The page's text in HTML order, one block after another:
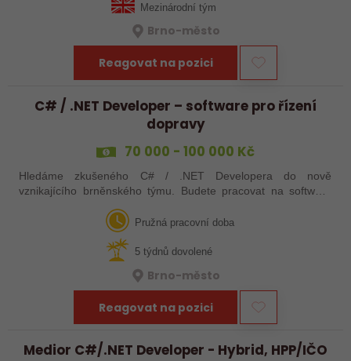
Mezinárodní tým
Brno-město
Reagovat na pozici
C# / .NET Developer – software pro řízení
dopravy
70 000 - 100 000 Kč
Hledáme zkušeného C# / .NET Developera do nově
vznikajícího brněnského týmu. Budete pracovat na softwaru
Pružná pracovní doba
5 týdnů dovolené
Brno-město
Reagovat na pozici
Medior C#/.NET Developer - Hybrid, HPP/IČO